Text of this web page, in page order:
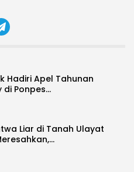
Hadiri Apel Tahunan
di Ponpes…
Liar di Tanah Ulayat